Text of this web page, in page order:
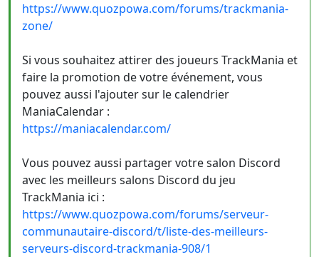
https://www.quozpowa.com/forums/trackmania-
zone/
Si vous souhaitez attirer des joueurs TrackMania et
faire la promotion de votre événement, vous
pouvez aussi l'ajouter sur le calendrier
ManiaCalendar :
https://maniacalendar.com/
Vous pouvez aussi partager votre salon Discord
avec les meilleurs salons Discord du jeu
TrackMania ici :
https://www.quozpowa.com/forums/serveur-
communautaire-discord/t/liste-des-meilleurs-
serveurs-discord-trackmania-908/1